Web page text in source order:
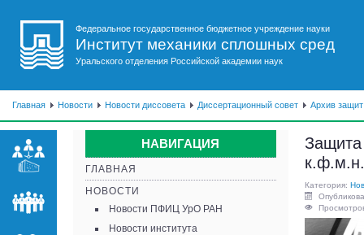
Федеральное государственное бюджетное учреждение науки
Институт механики сплошных сред
Уральского отделения Российской академии наук
Главная Новости Новости диссовета Диссертационный совет Архив защит
НАВИГАЦИЯ
ГЛАВНАЯ
НОВОСТИ
Новости ПФИЦ УрО РАН
Новости института
Защита
к.ф.м.н.
Категория: